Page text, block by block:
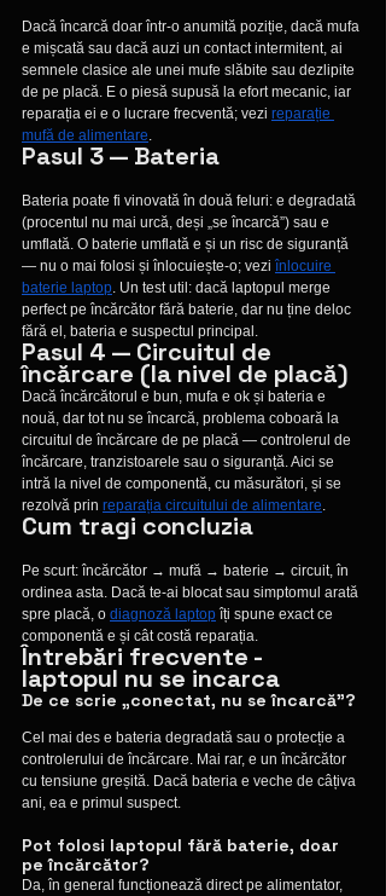
Dacă încarcă doar într-o anumită poziție, dacă mufa
e mișcată sau dacă auzi un contact intermitent, ai
semnele clasice ale unei mufe slăbite sau dezlipite
de pe placă. E o piesă supusă la efort mecanic, iar
reparația ei e o lucrare frecventă; vezi reparație
mufă de alimentare.
Pasul 3 — Bateria
Bateria poate fi vinovată în două feluri: e degradată
(procentul nu mai urcă, deși „se încarcă”) sau e
umflată. O baterie umflată e și un risc de siguranță
— nu o mai folosi și înlocuiește-o; vezi înlocuire
baterie laptop. Un test util: dacă laptopul merge
perfect pe încărcător fără baterie, dar nu ține deloc
fără el, bateria e suspectul principal.
Pasul 4 — Circuitul de
încărcare (la nivel de placă)
Dacă încărcătorul e bun, mufa e ok și bateria e
nouă, dar tot nu se încarcă, problema coboară la
circuitul de încărcare de pe placă — controlerul de
încărcare, tranzistoarele sau o siguranță. Aici se
intră la nivel de componentă, cu măsurători, și se
rezolvă prin reparația circuitului de alimentare.
Cum tragi concluzia
Pe scurt: încărcător → mufă → baterie → circuit, în
ordinea asta. Dacă te-ai blocat sau simptomul arată
spre placă, o diagnoză laptop îți spune exact ce
componentă e și cât costă reparația.
Întrebări frecvente -
laptopul nu se incarca
De ce scrie „conectat, nu se încarcă”?
Cel mai des e bateria degradată sau o protecție a
controlerului de încărcare. Mai rar, e un încărcător
cu tensiune greșită. Dacă bateria e veche de câțiva
ani, ea e primul suspect.
Pot folosi laptopul fără baterie, doar
pe încărcător?
Da, în general funcționează direct pe alimentator,